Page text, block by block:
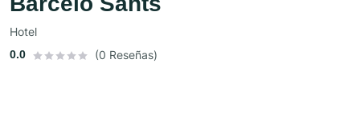
Hotel
0.0 (0 Reseñas)